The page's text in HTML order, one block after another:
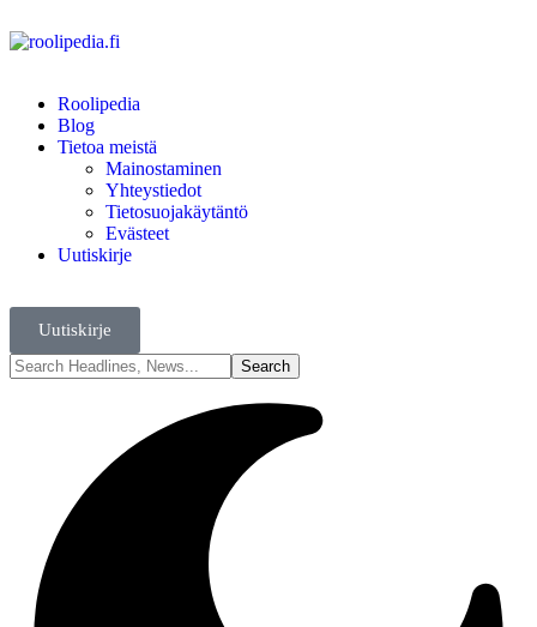
Roolipedia
Blog
Tietoa meistä
Mainostaminen
Yhteystiedot
Tietosuojakäytäntö
Evästeet
Uutiskirje
Uutiskirje